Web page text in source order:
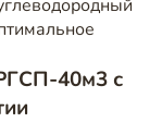
40м3 с